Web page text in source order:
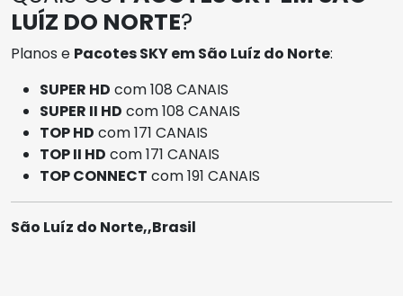
LUÍZ DO NORTE?
Planos e Pacotes SKY em São Luíz do Norte:
SUPER HD com 108 CANAIS
SUPER II HD com 108 CANAIS
TOP HD com 171 CANAIS
TOP II HD com 171 CANAIS
TOP CONNECT com 191 CANAIS
São Luíz do Norte,,Brasil